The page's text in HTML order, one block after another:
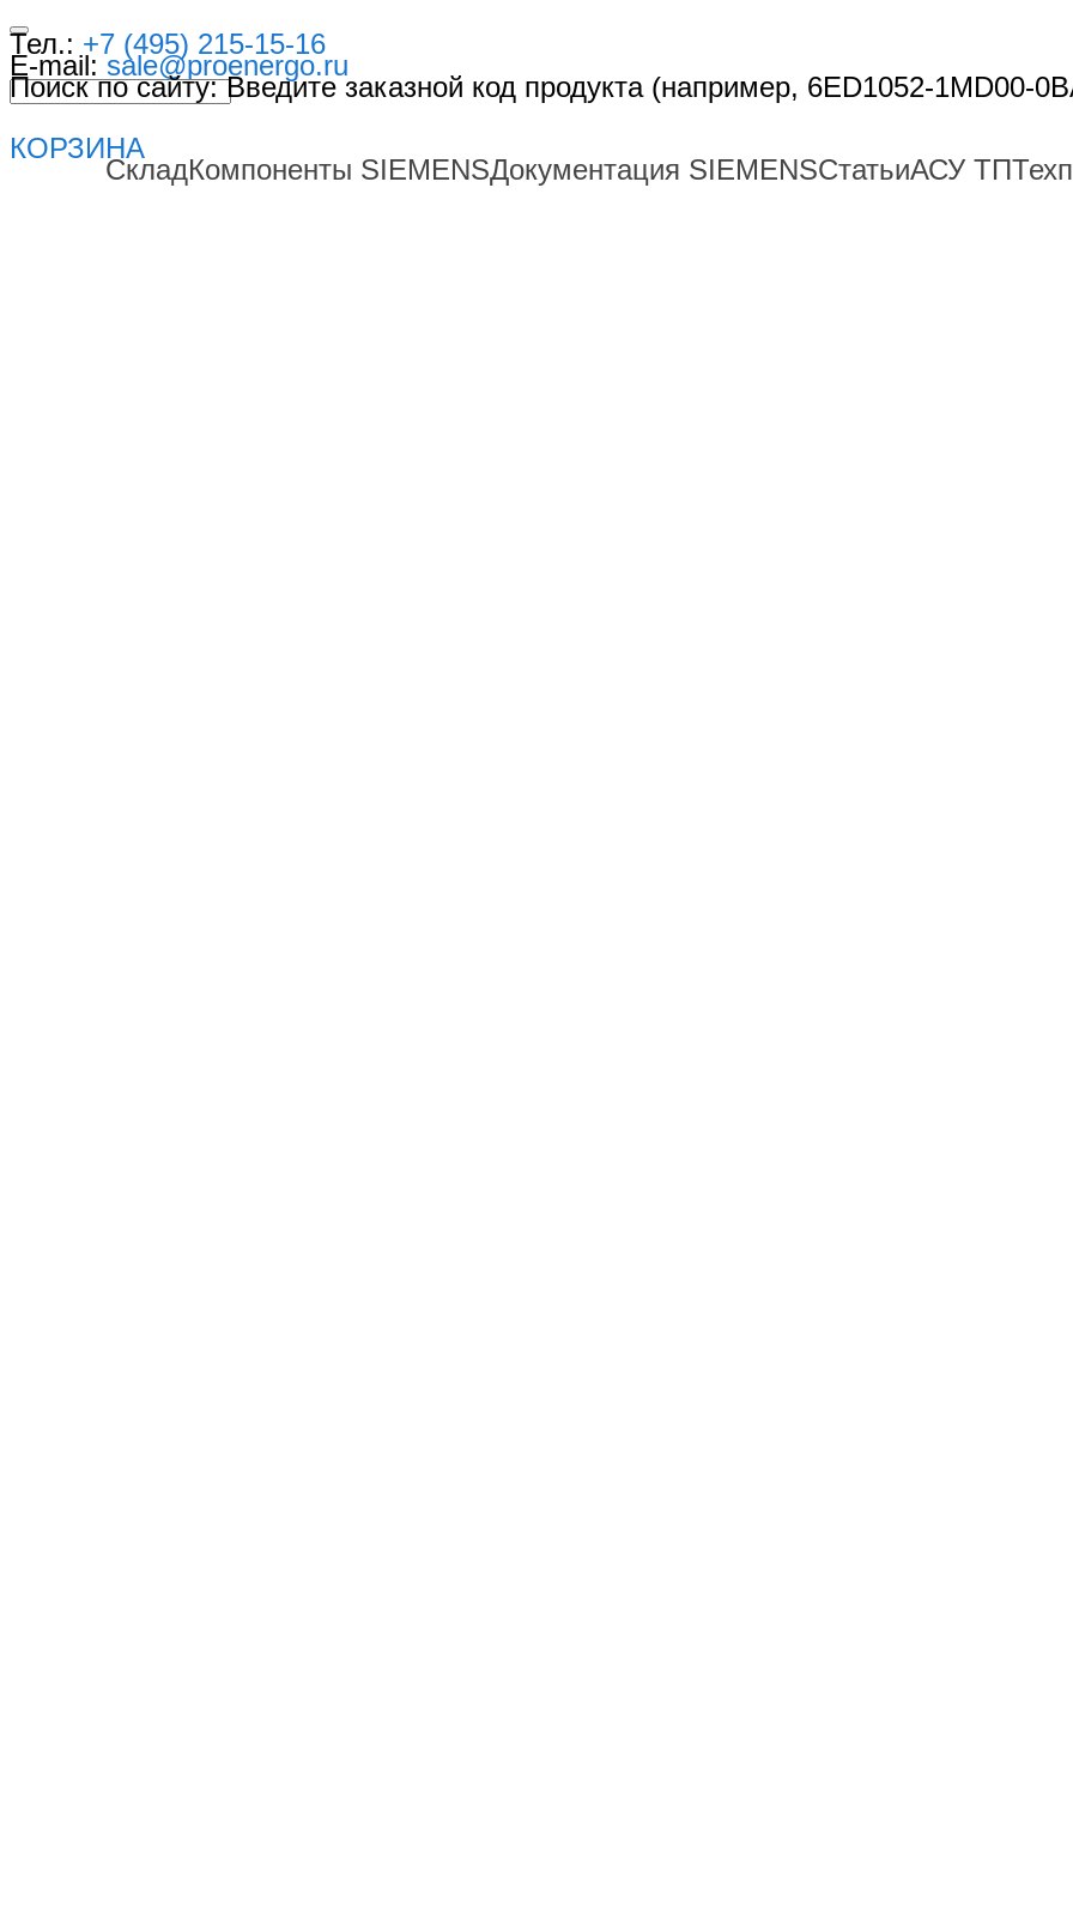
Тел.: +7 (495) 215-15-16
E-mail: sale@proenergo.ru
Поиск по сайту: Введите заказной код продукта (например, 6ED1052-1MD00-
КОРЗИНА
СкладКомпоненты SIEMENSДокументация SIEMENSСтатьиАСУ ТП